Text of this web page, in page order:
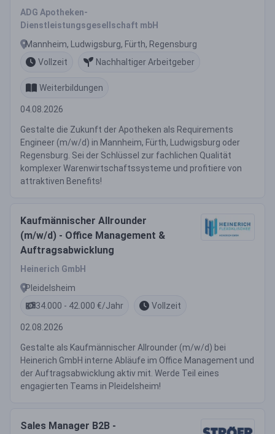
ADG Apotheken-
Dienstleistungsgesellschaft mbH
Mannheim, Ludwigsburg, Fürth, Regensburg
Vollzeit
Nachhaltiger Arbeitgeber
Weiterbildungen
04.08.2026
Gestalte die Zukunft der Apotheken als Requirements
Engineer (m/w/d) in Mannheim, Fürth, Ludwigsburg oder
Regensburg. Sei der Schlüssel zur fachlichen Qualität
komplexer Warenwirtschaftssysteme und profitiere von
attraktiven Benefits!
Kaufmännischer Allrounder
(m/w/d) - Office Management &
Auftragsabwicklung
Heinerich GmbH
Pleidelsheim
34.000 - 42.000 €/Jahr
Vollzeit
02.08.2026
Gestalte als Kaufmännischer Allrounder (m/w/d) bei
Heinerich GmbH interne Abläufe im Office Management und
der Auftragsabwicklung aktiv mit. Werde Teil eines
engagierten Teams in Pleidelsheim!
Sales Manager B2B -